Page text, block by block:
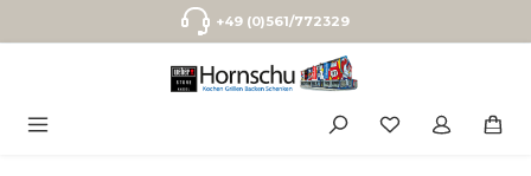
Zum Hauptinhalt springen+49 (0)561/772329